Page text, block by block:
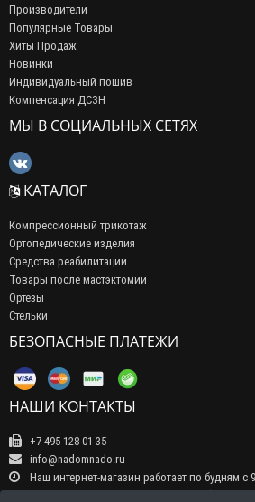
Производители
Популярные Товары
Хиты Продаж
Новинки
Индивидуальный пошив
Компенсация ДСЗН
МЫ В СОЦИАЛЬНЫХ СЕТЯХ
КАТАЛОГ
Компрессионный трикотаж
Ортопедические изделия
Средства реабилитации
Товары после мастэктомии
Ортезы
Стельки
БЕЗОПАСНЫЕ ПЛАТЕЖИ
НАШИ КОНТАКТЫ
+7 495 128 01-35
info@nadomnado.ru
Наш интернет-магазин работает по будням
суббота, воскресенье, праздничные дни) Прием